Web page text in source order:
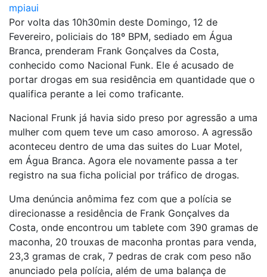
mpiaui
Por volta das 10h30min deste Domingo, 12 de
Fevereiro, policiais do 18º BPM, sediado em Água
Branca, prenderam Frank Gonçalves da Costa,
conhecido como Nacional Funk. Ele é acusado de
portar drogas em sua residência em quantidade que o
qualifica perante a lei como traficante.
Nacional Frunk já havia sido preso por agressão a uma
mulher com quem teve um caso amoroso. A agressão
aconteceu dentro de uma das suites do Luar Motel,
em Água Branca. Agora ele novamente passa a ter
registro na sua ficha policial por tráfico de drogas.
Uma denúncia anômima fez com que a polícia se
direcionasse a residência de Frank Gonçalves da
Costa, onde encontrou um tablete com 390 gramas de
maconha, 20 trouxas de maconha prontas para venda,
23,3 gramas de crak, 7 pedras de crak com peso não
anunciado pela polícia, além de uma balança de